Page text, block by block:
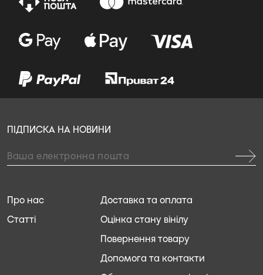
Доставка та оплата
Оцінка стану вінілу
Повернення товару
Допомога та контакти
Про нас
Статті
ПІДПИСКА НА НОВИНИ